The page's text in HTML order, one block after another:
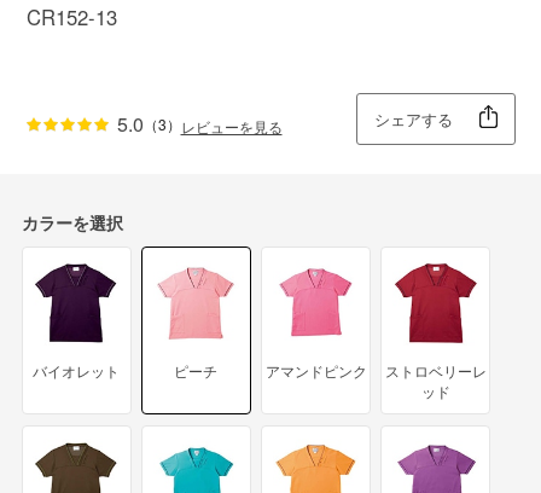
CR152-13
5.0 （3） レビューを見る シェアする
カラーを選択
バイオレット ピーチ アマンドピンク
ストロベリーレ
ッド